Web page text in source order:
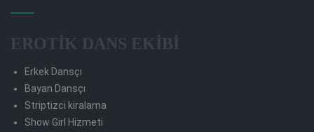
EROTİK DANS EKİBİ
Erkek Dansçı
Bayan Dansçı
Striptizci kiralama
Show Girl Hizmeti